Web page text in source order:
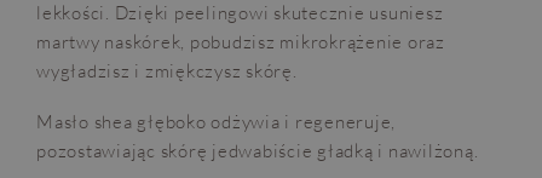
lekkości. Dzięki peelingowi skutecznie usuniesz
martwy naskórek, pobudzisz mikrokrążenie oraz
wygładzisz i zmiękczysz skórę.
Masło shea głęboko odżywia i regeneruje,
pozostawiając skórę jedwabiście gładką i nawilżoną.